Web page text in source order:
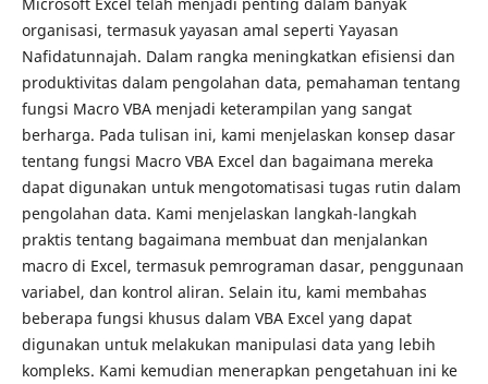
organisasi, termasuk yayasan amal seperti Yayasan
Nafidatunnajah. Dalam rangka meningkatkan efisiensi dan
produktivitas dalam pengolahan data, pemahaman tentang
fungsi Macro VBA menjadi keterampilan yang sangat
berharga. Pada tulisan ini, kami menjelaskan konsep dasar
tentang fungsi Macro VBA Excel dan bagaimana mereka
dapat digunakan untuk mengotomatisasi tugas rutin dalam
pengolahan data. Kami menjelaskan langkah-langkah
praktis tentang bagaimana membuat dan menjalankan
macro di Excel, termasuk pemrograman dasar, penggunaan
variabel, dan kontrol aliran. Selain itu, kami membahas
beberapa fungsi khusus dalam VBA Excel yang dapat
digunakan untuk melakukan manipulasi data yang lebih
kompleks. Kami kemudian menerapkan pengetahuan ini ke